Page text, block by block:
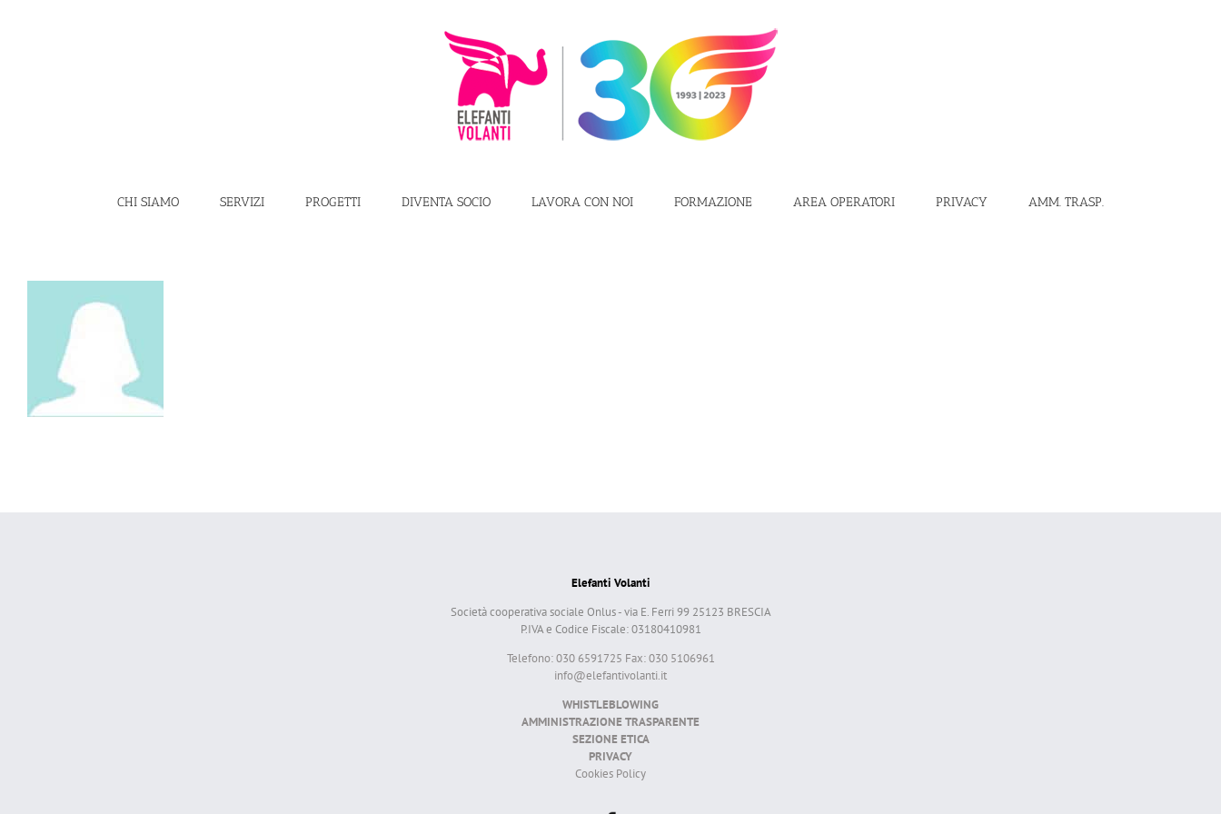
CHI SIAMO SERVIZI PROGETTI DIVENTA SOCIO LAVORA CON NOI FORMAZIONE AREA OPERATORI PRIVACY AMM. TRASP.
Elefanti Volanti
Società cooperativa sociale Onlus - via E. Ferri 99 25123 BRESCIA
P.IVA e Codice Fiscale: 03180410981
Telefono: 030 6591725 Fax: 030 5106961
info@elefantivolanti.it
WHISTLEBLOWING
AMMINISTRAZIONE TRASPARENTE
SEZIONE ETICA
PRIVACY
Cookies Policy